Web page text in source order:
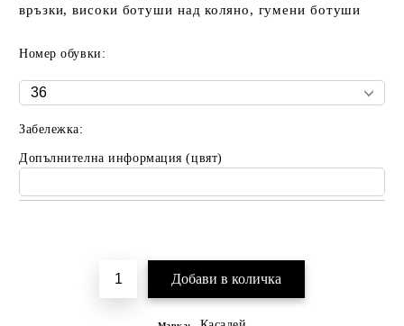
връзки, високи ботуши над коляно, гумени ботуши
Номер обувки:
Забележка:
Допълнителна информация (цвят)